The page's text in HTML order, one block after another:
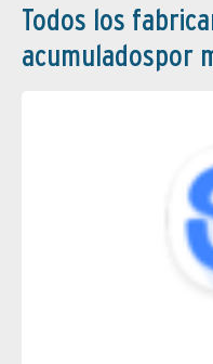
Todos los
acumuladospor